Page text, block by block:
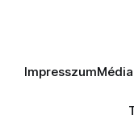
Impresszum